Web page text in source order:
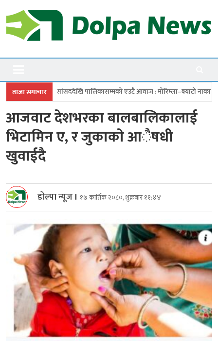
to
content
Dolpanews
ताजा समाचार
पालिकासम्मको एउटै आवाज : मोरिम्ला–क्याटो नाका तत्काल खोल चारबुँदे
आजवाट देशभरका बालबालिकालाई
भिटामिन ए, र जुकाकाे आैषधी
खुवाईदै
डोल्पा न्यूज । १७ कार्तिक २०८०, शुक्रबार ११:४४